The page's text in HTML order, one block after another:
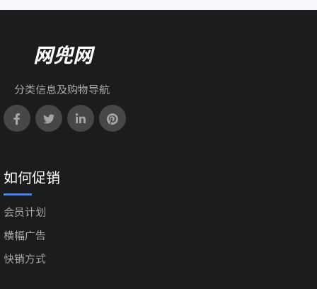
网兜网
分类信息及购物导航
如何促销
会员计划
横幅广告
快销方式